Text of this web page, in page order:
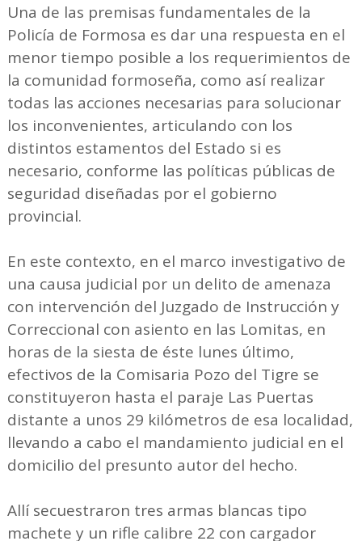
Una de las premisas fundamentales de la
Policía de Formosa es dar una respuesta en el
menor tiempo posible a los requerimientos de
la comunidad formoseña, como así realizar
todas las acciones necesarias para solucionar
los inconvenientes, articulando con los
distintos estamentos del Estado si es
necesario, conforme las políticas públicas de
seguridad diseñadas por el gobierno
provincial.
En este contexto, en el marco investigativo de
una causa judicial por un delito de amenaza
con intervención del Juzgado de Instrucción y
Correccional con asiento en las Lomitas, en
horas de la siesta de éste lunes último,
efectivos de la Comisaria Pozo del Tigre se
constituyeron hasta el paraje Las Puertas
distante a unos 29 kilómetros de esa localidad,
llevando a cabo el mandamiento judicial en el
domicilio del presunto autor del hecho.
Allí secuestraron tres armas blancas tipo
machete y un rifle calibre 22 con cargador